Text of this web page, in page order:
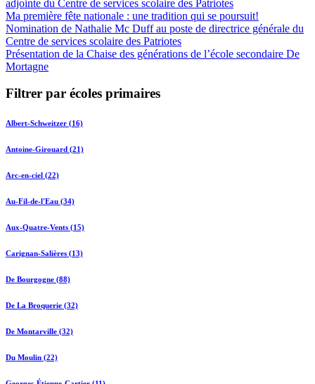
adjointe du Centre de services scolaire des Patriotes
Ma première fête nationale : une tradition qui se poursuit!
Nomination de Nathalie Mc Duff au poste de directrice générale du
Centre de services scolaire des Patriotes
Présentation de la Chaise des générations de l’école secondaire De
Mortagne
Filtrer par écoles primaires
Albert-Schweitzer (16)
Antoine-Girouard (21)
Arc-en-ciel (22)
Au-Fil-de-l'Eau (34)
Aux-Quatre-Vents (15)
Carignan-Salières (13)
De Bourgogne (88)
De La Broquerie (32)
De Montarville (32)
Du Moulin (22)